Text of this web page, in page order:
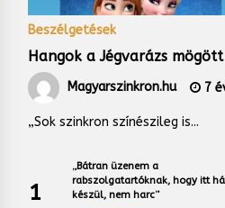
Beszélgetések
Hangok a Jégvarázs mögött
Magyarszinkron.hu 7
„Sok szinkron színészileg is...
1
„Bátran üzenem a
rabszolgatartóknak, hogy itt háború
készül, nem harc”